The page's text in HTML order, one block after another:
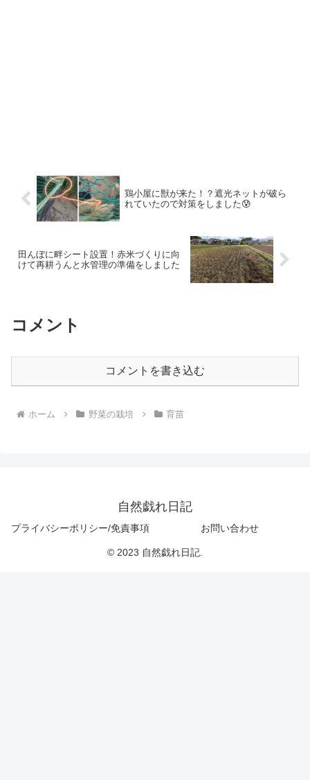
鶏小屋に獣が来た！？遮光ネットが破ら
れていたので対策をしました😰
田んぼに畔シート設置！赤米づくりに向
けて再耕うんと水管理の準備をしました
コメント
コメントを書き込む
ホーム 野菜の栽培 育苗
自然戯れ日記
プライバシーポリシー/免責事項 お問い合わせ
© 2023 自然戯れ日記.